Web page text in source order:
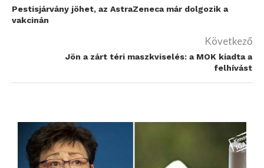
Pestisjárvány jöhet, az AstraZeneca már dolgozik a
vakcinán
Következő
Jön a zárt téri maszkviselés: a MOK kiadta a
felhívást